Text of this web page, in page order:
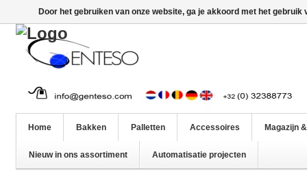
Home Bakken Palletten Accessoires Magazijn
Nieuw in ons assortiment Automatisatie projecten
Door het gebruiken van onze website, ga je akkoord met het